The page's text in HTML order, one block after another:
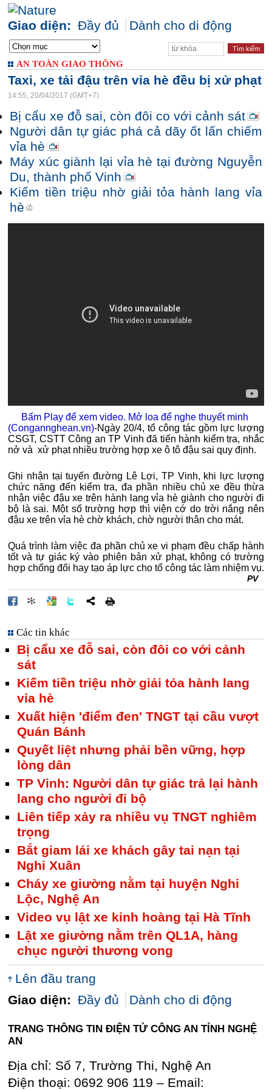
Giao diện: Đầy đủ Dành cho di động
AN TOÀN GIAO THÔNG
Taxi, xe tải đậu trên vỉa hè đều bị xử phạt
14:55, 20/04/2017 (GMT+7)
Bị cẩu xe đỗ sai, còn đôi co với cảnh sát
Người dân tự giác phá cả dãy ốt lấn chiếm
vỉa hè
Máy xúc giành lại vỉa hè tại đường Nguyễn
Du, thành phố Vinh
Kiếm tiền triệu nhờ giải tỏa hành lang vỉa
hè
Bấm Play để xem video. Mở loa để nghe thuyết minh
(Congannghean.vn)-Ngày 20/4, tổ công tác gồm lực lượng
CSGT, CSTT Công an TP Vinh đã tiến hành kiểm tra, nhắc
nở và xử phạt nhiều trường hợp xe ô tô đậu sai quy định.
Ghi nhận tại tuyến đường Lê Lợi, TP Vinh, khi lực lượng
chức năng đến kiểm tra, đa phần nhiều chủ xe đều thừa
nhận việc đậu xe trên hành lang vỉa hè giành cho người đi
bộ là sai. Một số trường hợp thì viện cớ do trời nắng nên
đậu xe trên vỉa hè chờ khách, chờ người thân cho mát.
Quá trình làm việc đa phần chủ xe vi phạm đều chấp hành
tốt và tự giác ký vào phiên bản xử phạt, không có trường
hợp chống đối hay tạo áp lực cho tổ công tác làm nhiệm vụ.
PV
Các tin khác
Bị cẩu xe đỗ sai, còn đôi co với cảnh
sát
Kiếm tiền triệu nhờ giải tỏa hành lang
vỉa hè
Xuất hiện 'điểm đen' TNGT tại cầu vượt
Quán Bánh
Quyết liệt nhưng phải bền vững, hợp
lòng dân
TP Vinh: Người dân tự giác trả lại hành
lang cho người đi bộ
Liên tiếp xảy ra nhiều vụ TNGT nghiêm
trọng
Bắt giam lái xe khách gây tai nạn tại
Nghi Xuân
Cháy xe giường nằm tại huyện Nghi
Lộc, Nghệ An
Video vụ lật xe kinh hoàng tại Hà Tĩnh
Lật xe giường nằm trên QL1A, hàng
chục người thương vong
Lên đầu trang
Giao diện: Đầy đủ Dành cho di động
TRANG THÔNG TIN ĐIỆN TỬ CÔNG AN TỈNH NGHỆ
AN
Địa chỉ: Số 7, Trường Thi, Nghệ An
Điện thoại: 0692 906 119 – Email: